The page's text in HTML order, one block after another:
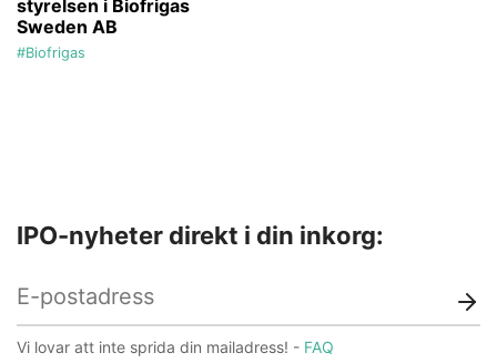
styrelsen i Biofrigas
Sweden AB
#Biofrigas
IPO-nyheter direkt i din inkorg:
Vi lovar att inte sprida din mailadress! - FAQ